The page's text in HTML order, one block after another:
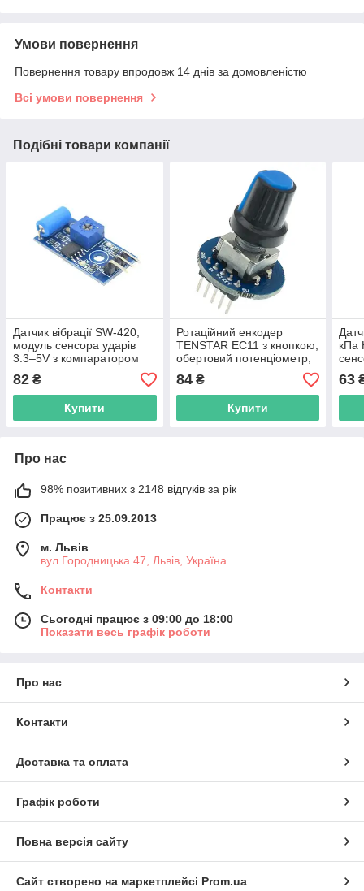
Умови повернення
Повернення товару впродовж 14 днів за домовленістю
Всі умови повернення
Подібні товари компанії
Датчик вібрації SW-420,
модуль сенсора ударів
3.3–5V з компаратором
LM393, для Arduino, DIY,
IoT
82 ₴
Купити
Ротаційний енкодер
TENSTAR EC11 з кнопкою,
обертовий потенціометр,
модуль 5pin для
Arduino/ESP32
84₴
Купити
кПа
63
Про нас
98% позитивних з 2148 відгуків за рік
Працює з 25.09.2013
м. Львів
вул Городницька 47, Львів, Україна
Контакти
Сьогодні працює з 09:00 до 18:00
Показати весь графік роботи
Про нас
Контакти
Доставка та оплата
Графік роботи
Повна версія сайту
Сайт створено на маркетплейсі Prom.ua